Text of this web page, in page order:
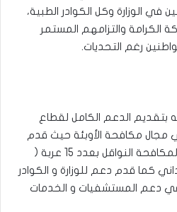
في الوزارة وكل الكوادر الطبية،
الكرامة والتزامهم المستمر
رغم التحديات.
بتقديم الدعم الكامل لقطاع
مجال مكافحة الأوبئة حيث قدم
دعم لفريق الاسناد الاتحادي لمكافحة النواقل بعدد 15 عربة (
كما قدم دعم للوزارة و الكوادر
في دعم المستشفيات و الخدمات